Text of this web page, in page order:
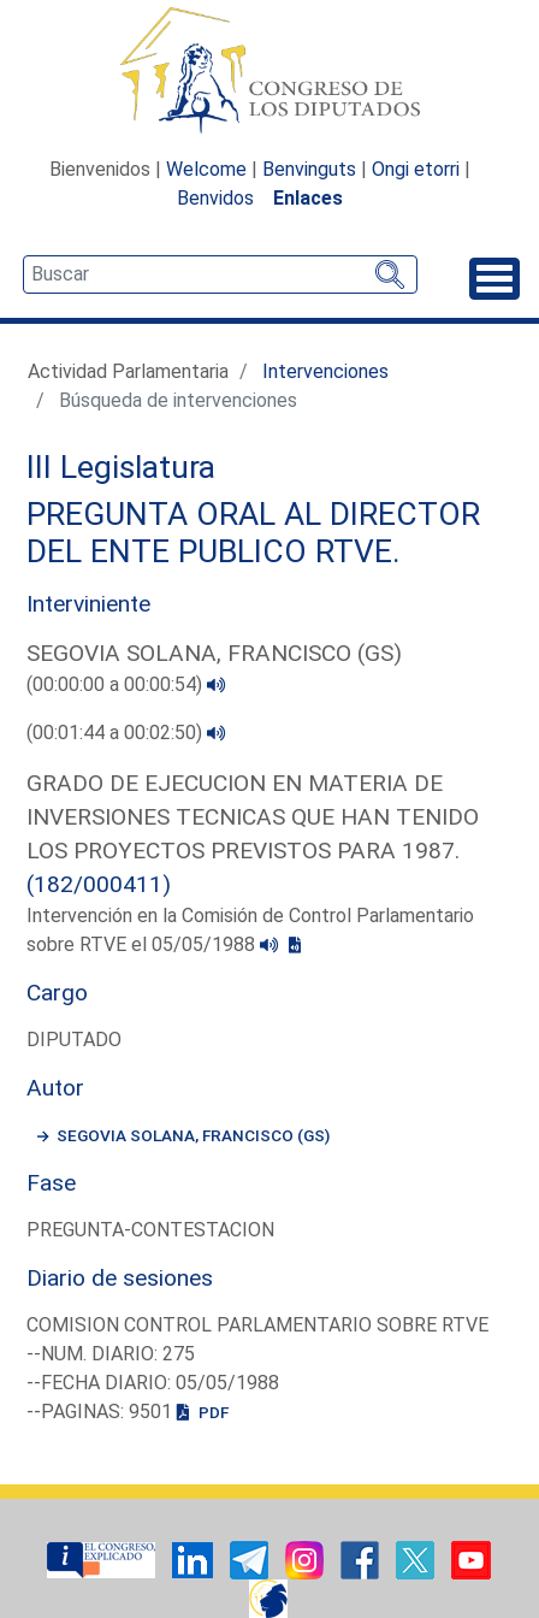
Bienvenidos | Welcome | Benvinguts | Ongi etorri |
Benvidos
Enlaces
Actividad Parlamentaria
Intervenciones
Búsqueda de intervenciones
III Legislatura
PREGUNTA ORAL AL DIRECTOR
DEL ENTE PUBLICO RTVE.
Interviniente
SEGOVIA SOLANA, FRANCISCO (GS)
(00:00:00 a 00:00:54)
(00:01:44 a 00:02:50)
GRADO DE EJECUCION EN MATERIA DE
INVERSIONES TECNICAS QUE HAN TENIDO
LOS PROYECTOS PREVISTOS PARA 1987.
(182/000411)
Intervención en la Comisión de Control Parlamentario
sobre RTVE el 05/05/1988
Cargo
DIPUTADO
Autor
SEGOVIA SOLANA, FRANCISCO (GS)
Fase
PREGUNTA-CONTESTACION
Diario de sesiones
COMISION CONTROL PARLAMENTARIO SOBRE RTVE
--NUM. DIARIO: 275
--FECHA DIARIO: 05/05/1988
--PAGINAS: 9501
PDF